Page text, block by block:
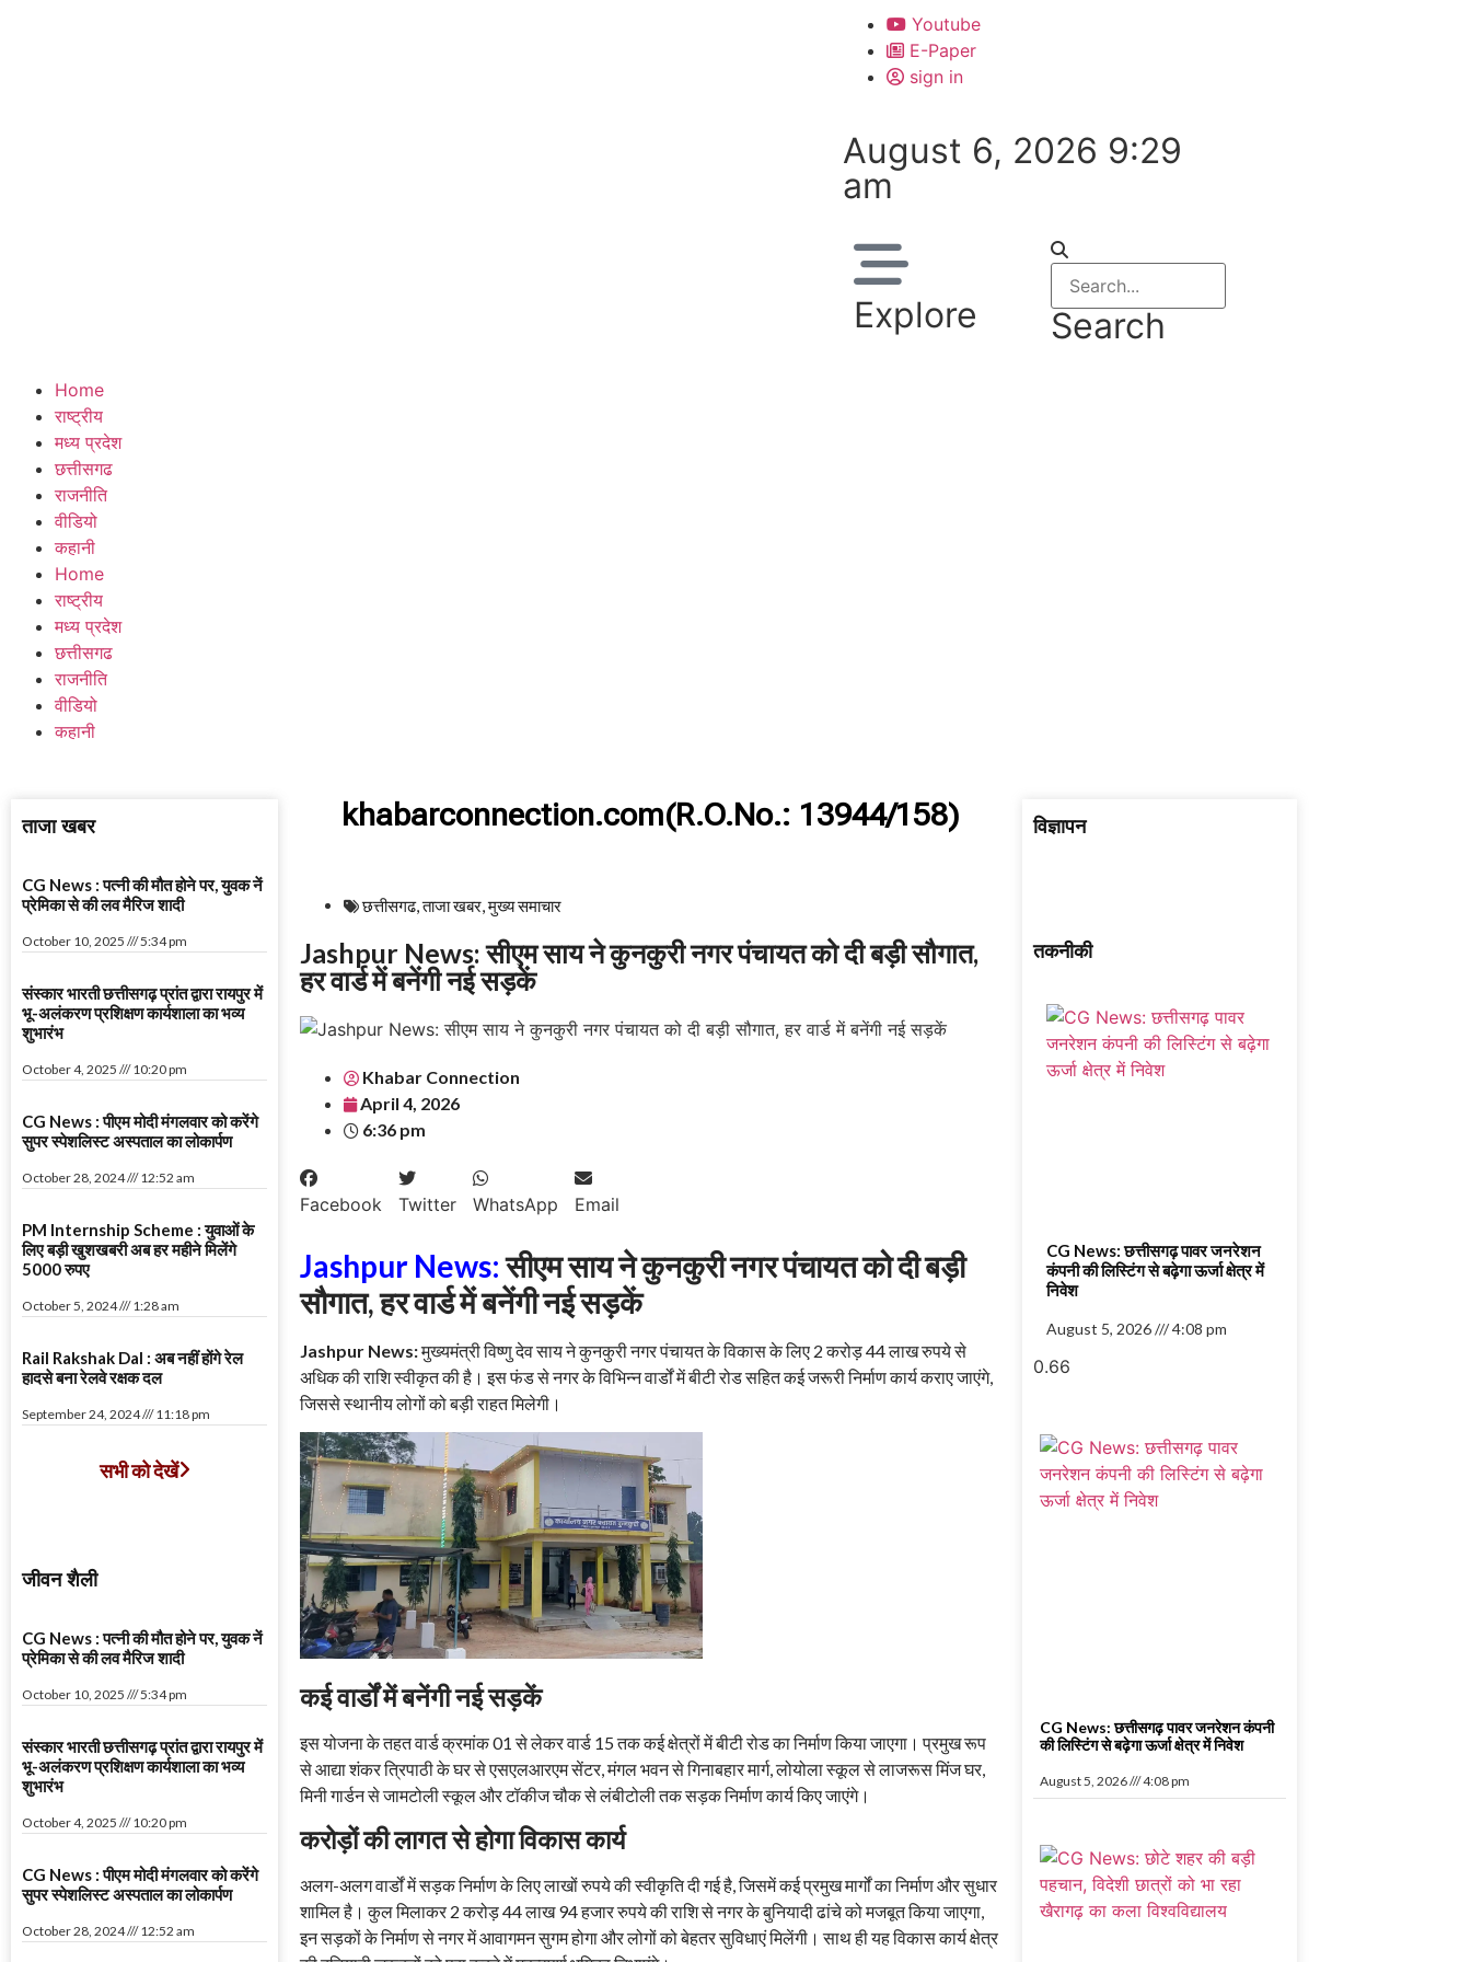
Youtube
E-Paper
sign in
August 6, 2026 9:29
am
Explore Search
Home
राष्ट्रीय
मध्य प्रदेश
छत्तीसगढ
राजनीति
वीडियो
कहानी
Home
राष्ट्रीय
मध्य प्रदेश
छत्तीसगढ
राजनीति
वीडियो
कहानी
ताजा खबर
CG News : पत्नी की मौत होने पर, युवक नें
प्रेमिका से की लव मैरिज शादी
October 10, 2025 5:34 pm
संस्कार भारती छत्तीसगढ़ प्रांत द्वारा रायपुर में
भू-अलंकरण प्रशिक्षण कार्यशाला का भव्य
शुभारंभ
October 4, 2025 10:20 pm
CG News : पीएम मोदी मंगलवार को करेंगे
सुपर स्पेशलिस्ट अस्पताल का लोकार्पण
October 28, 2024 12:52 am
PM Internship Scheme : युवाओं के
लिए बड़ी खुशखबरी अब हर महीने मिलेंगे
5000 रुपए
October 5, 2024 1:28 am
Rail Rakshak Dal : अब नहीं होंगे रेल
हादसे बना रेलवे रक्षक दल
September 24, 2024 11:18 pm
सभी को देखें
जीवन शैली
CG News : पत्नी की मौत होने पर, युवक नें
प्रेमिका से की लव मैरिज शादी
October 10, 2025 5:34 pm
संस्कार भारती छत्तीसगढ़ प्रांत द्वारा रायपुर में
भू-अलंकरण प्रशिक्षण कार्यशाला का भव्य
शुभारंभ
October 4, 2025 10:20 pm
CG News : पीएम मोदी मंगलवार को करेंगे
सुपर स्पेशलिस्ट अस्पताल का लोकार्पण
October 28, 2024 12:52 am
khabarconnection.com(R.O.No.: 13944/158)
छत्तीसगढ,ताजा खबर,मुख्य समाचार​
Jashpur News: सीएम साय ने कुनकुरी नगर पंचायत को दी बड़ी सौगात,
हर वार्ड में बनेंगी नई सड़कें
Khabar Connection
April 4, 2026
6:36 pm
Facebook Twitter WhatsApp Email
Jashpur News:सीएम साय ने कुनकुरी नगर पंचायत को दी बड़ी
सौगात, हर वार्ड में बनेंगी नई सड़कें
Jashpur News:मुख्यमंत्री विष्णु देव साय ने कुनकुरी नगर पंचायत के विकास के लिए 2 करोड़ 44 लाख रुपये से
अधिक की राशि स्वीकृत की है। इस फंड से नगर के विभिन्न वार्डों में बीटी रोड सहित कई जरूरी निर्माण कार्य कराए जाएंगे,
जिससे स्थानीय लोगों को बड़ी राहत मिलेगी।
कई वार्डों में बनेंगी नई सड़कें
इस योजना के तहत वार्ड क्रमांक 01 से लेकर वार्ड 15 तक कई क्षेत्रों में बीटी रोड का निर्माण किया जाएगा। प्रमुख रूप
से आद्या शंकर त्रिपाठी के घर से एसएलआरएम सेंटर, मंगल भवन से गिनाबहार मार्ग, लोयोला स्कूल से लाजरूस मिंज घर,
मिनी गार्डन से जामटोली स्कूल और टॉकीज चौक से लंबीटोली तक सड़क निर्माण कार्य किए जाएंगे।
करोड़ों की लागत से होगा विकास कार्य
अलग-अलग वार्डों में सड़क निर्माण के लिए लाखों रुपये की स्वीकृति दी गई है, जिसमें कई प्रमुख मार्गों का निर्माण और सुधार
शामिल है। कुल मिलाकर 2 करोड़ 44 लाख 94 हजार रुपये की राशि से नगर के बुनियादी ढांचे को मजबूत किया जाएगा,
इन सड़कों के निर्माण से नगर में आवागमन सुगम होगा और लोगों को बेहतर सुविधाएं मिलेंगी। साथ ही यह विकास कार्य क्षेत्र
विज्ञापन
तकनीकी
CG News: छत्तीसगढ़ पावर जनरेशन
कंपनी की लिस्टिंग से बढ़ेगा ऊर्जा क्षेत्र में
निवेश
August 5, 2026 4:08 pm
CG News: छत्तीसगढ़ पावर जनरेशन कंपनी
की लिस्टिंग से बढ़ेगा ऊर्जा क्षेत्र में निवेश
August 5, 2026 4:08 pm